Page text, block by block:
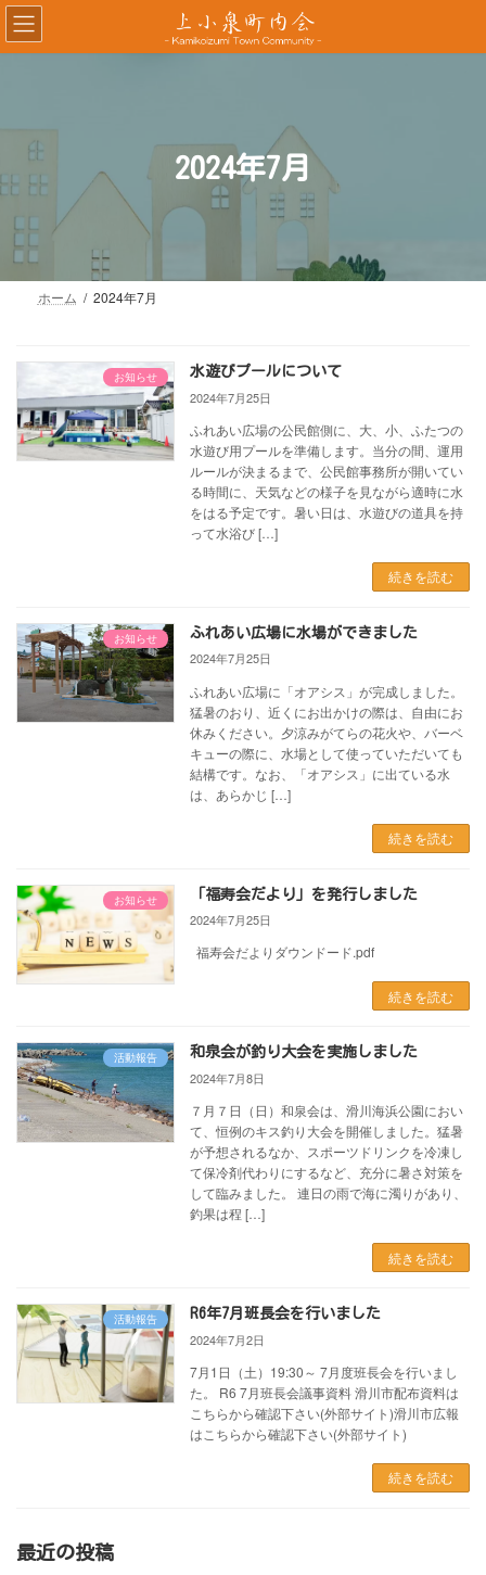
コ
ン
テ
ッ
ナ
ビ
ゲ
移
2024年7月
ホーム 2024年7月
お知らせ 水遊びプールについて
2024年7月25日
ふれあい広場の公民館側に、大、小、ふたつの
水遊び用プールを準備します。当分の間、運用
ルールが決まるまで、公民館事務所が開いてい
る時間に、天気などの様子を見ながら適時に水
をはる予定です。暑い日は、水遊びの道具を持
って水浴び […]
続きを読む
お知らせ ふれあい広場に水場ができました
2024年7月25日
ふれあい広場に「オアシス」が完成しました。
猛暑のおり、近くにお出かけの際は、自由にお
休みください。夕涼みがてらの花火や、バーベ
キューの際に、水場として使っていただいても
結構です。なお、「オアシス」に出ている水
は、あらかじ […]
続きを読む
お知らせ 「福寿会だより」を発行しました
2024年7月25日
福寿会だよりダウンドード.pdf
続きを読む
活動報告 和泉会が釣り大会を実施しました
2024年7月8日
７月７日（日）和泉会は、滑川海浜公園におい
て、恒例のキス釣り大会を開催しました。猛暑
が予想されるなか、スポーツドリンクを冷凍し
て保冷剤代わりにするなど、充分に暑さ対策を
して臨みました。 連日の雨で海に濁りがあり、
釣果は程 […]
続きを読む
活動報告 R6年7月班長会を行いました
2024年7月2日
7月1日（土）19:30～ 7月度班長会を行いまし
た。 R6 7月班長会議事資料 滑川市配布資料は
こちらから確認下さい(外部サイト)滑川市広報
はこちらから確認下さい(外部サイト)
続きを読む
最近の投稿